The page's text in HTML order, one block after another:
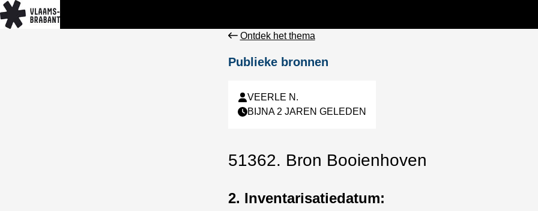
Ontdek het thema
Publieke bronnen
VEERLE N.
BIJNA 2 JAREN GELEDEN
51362. Bron Booienhoven
2. Inventarisatiedatum: